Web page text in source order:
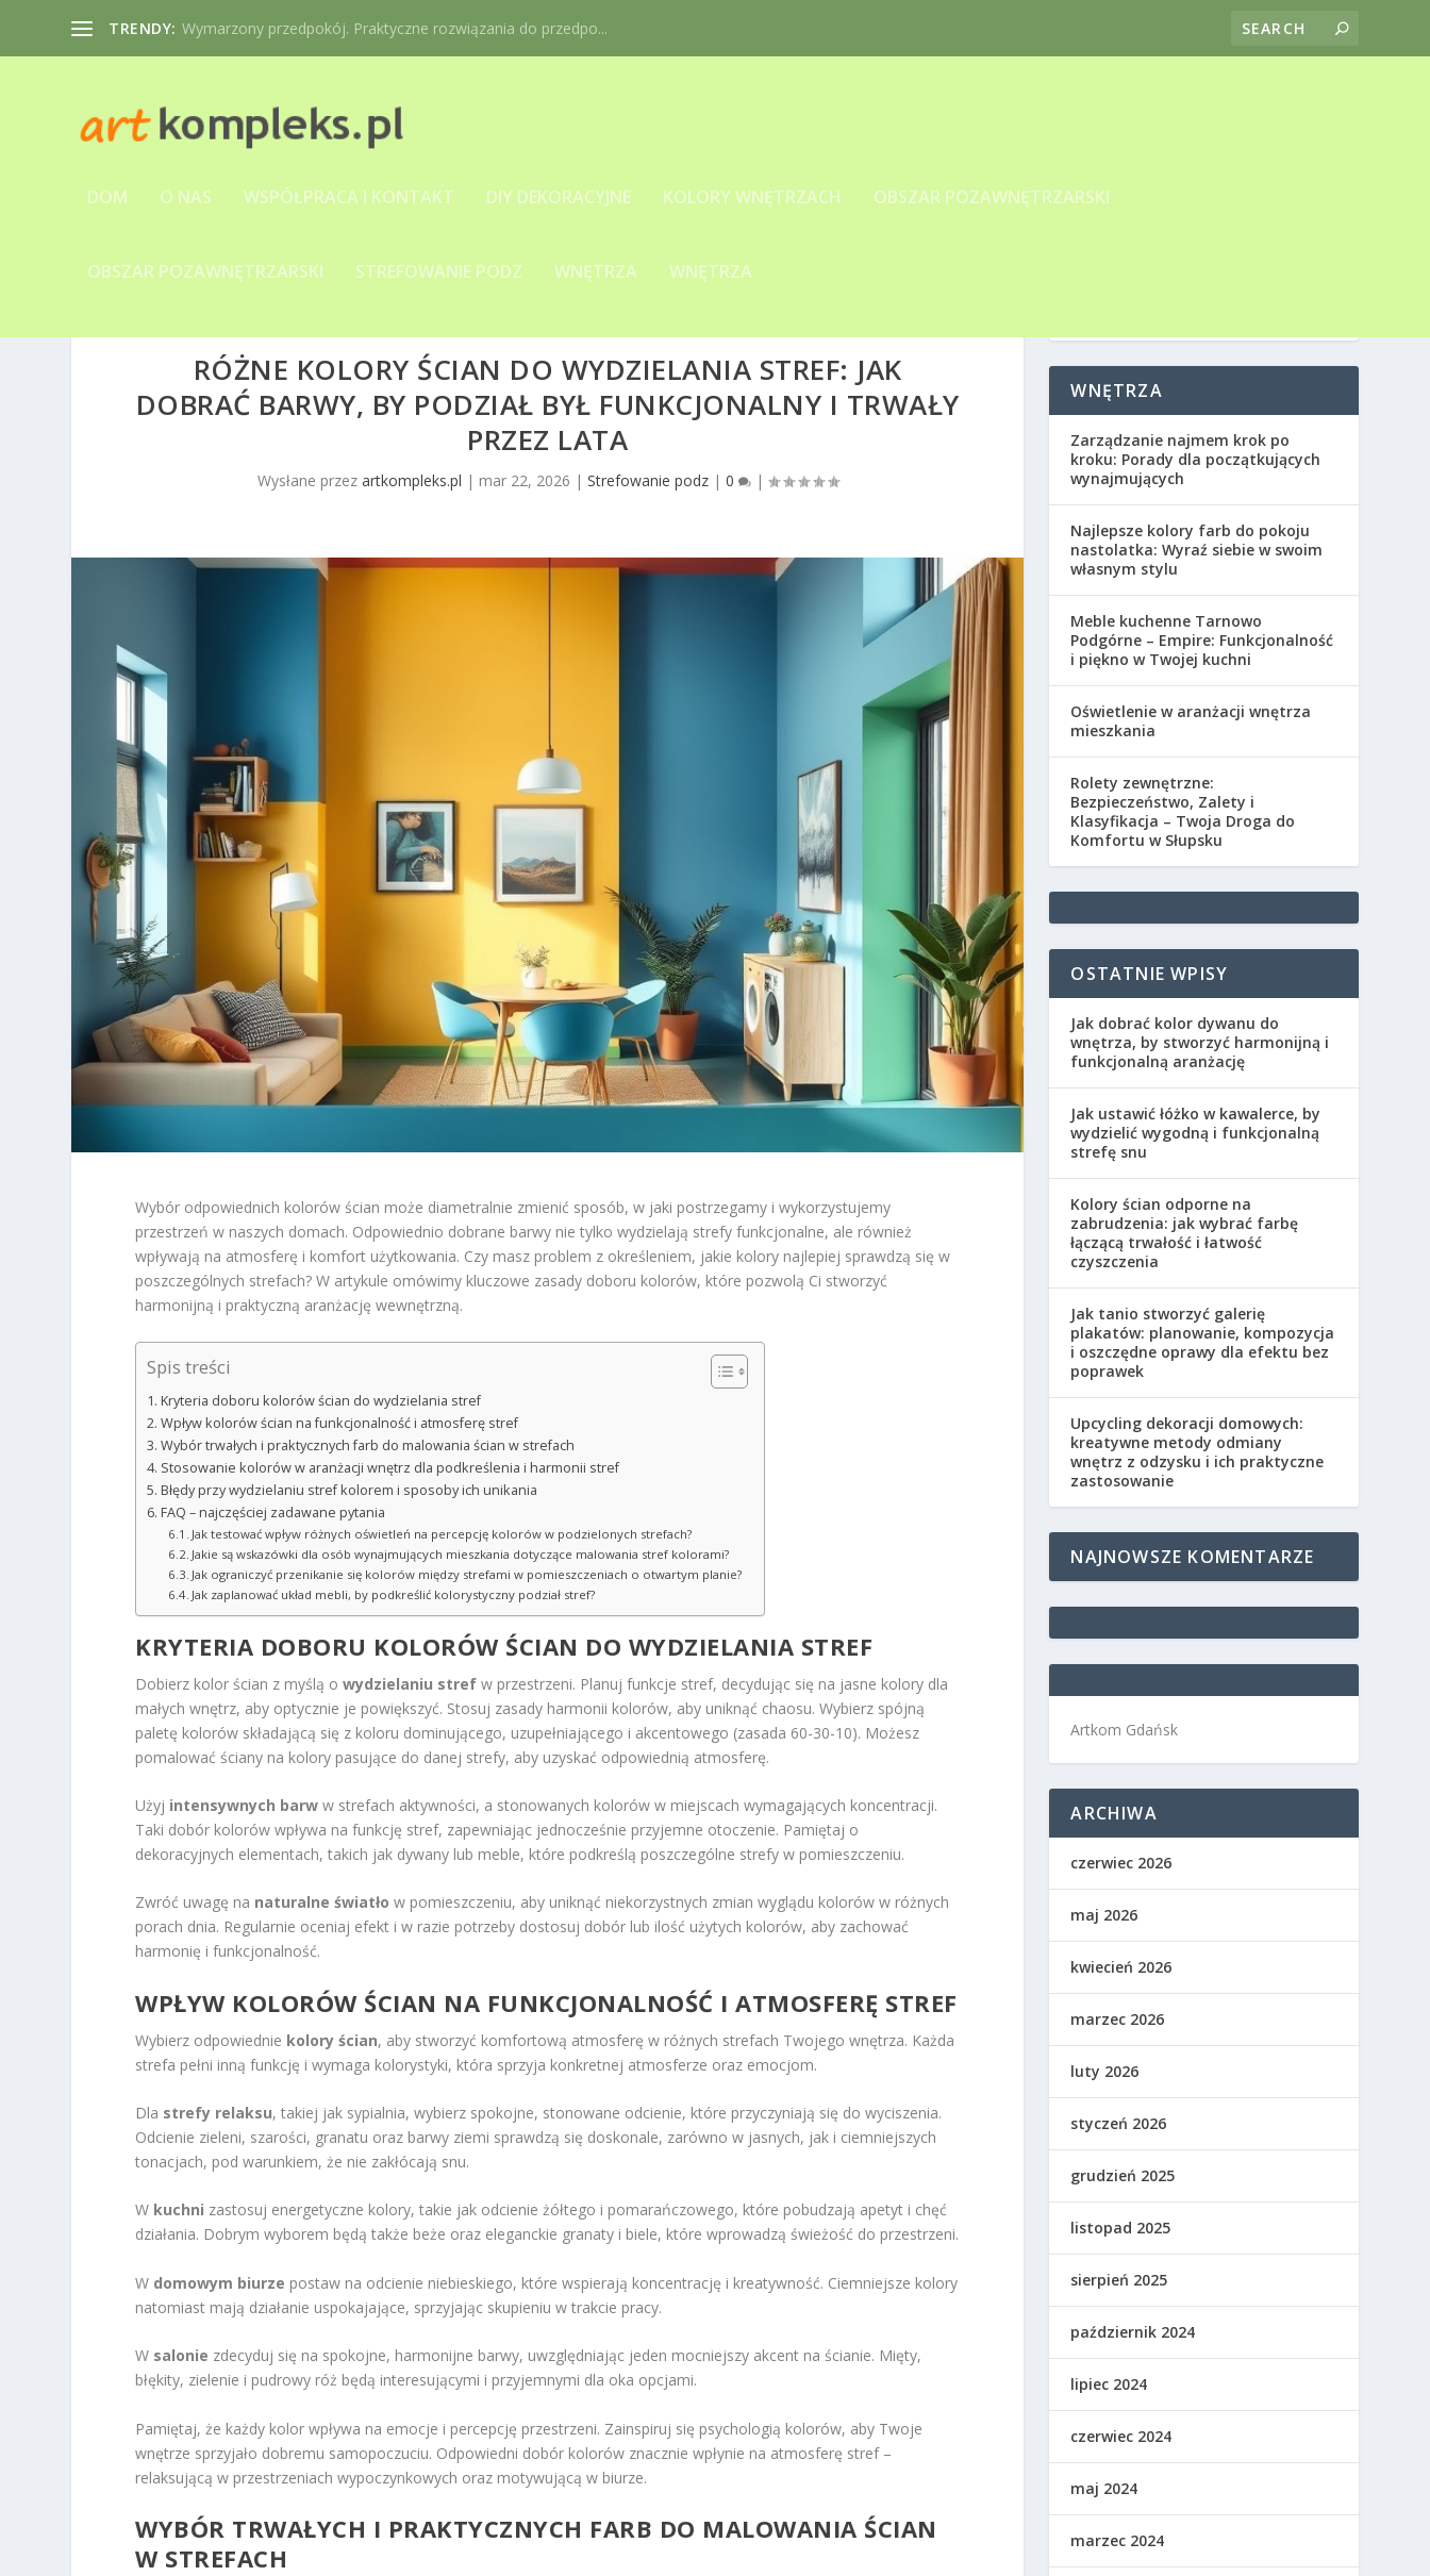
TRENDY: Wymarzony przedpokój. Praktyczne rozwiązania do przedpo...
DOM O NAS WSPÓŁPRACA I KONTAKT DIY DEKORACYJNE KOLORY WNĘTRZACH OBSZAR POZAWNĘTRZARSKI
OBSZAR POZAWNĘTRZARSKI STREFOWANIE PODZ WNĘTRZA WNĘTRZA
RÓŻNE KOLORY ŚCIAN DO WYDZIELANIA STREF: JAK
DOBRAĆ BARWY, BY PODZIAŁ BYŁ FUNKCJONALNY I TRWAŁY
PRZEZ LATA
Wysłane przez artkompleks.pl | mar 22, 2026 | Strefowanie podz| 0 |
Wybór odpowiednich kolorów ścian może diametralnie zmienić sposób, w jaki postrzegamy i wykorzystujemy
przestrzeń w naszych domach. Odpowiednio dobrane barwy nie tylko wydzielają strefy funkcjonalne, ale również
wpływają na atmosferę i komfort użytkowania. Czy masz problem z określeniem, jakie kolory najlepiej sprawdzą się w
poszczególnych strefach? W artykule omówimy kluczowe zasady doboru kolorów, które pozwolą Ci stworzyć
harmonijną i praktyczną aranżację wewnętrzną.
Spis treści
Kryteria doboru kolorów ścian do wydzielania stref
Wpływ kolorów ścian na funkcjonalność i atmosferę stref
Wybór trwałych i praktycznych farb do malowania ścian w strefach
Stosowanie kolorów w aranżacji wnętrz dla podkreślenia i harmonii stref
Błędy przy wydzielaniu stref kolorem i sposoby ich unikania
FAQ – najczęściej zadawane pytania
Jak testować wpływ różnych oświetleń na percepcję kolorów w podzielonych strefach?
Jakie są wskazówki dla osób wynajmujących mieszkania dotyczące malowania stref kolorami?
Jak ograniczyć przenikanie się kolorów między strefami w pomieszczeniach o otwartym planie?
Jak zaplanować układ mebli, by podkreślić kolorystyczny podział stref?
KRYTERIA DOBORU KOLORÓW ŚCIAN DO WYDZIELANIA STREF
Dobierz kolor ścian z myślą owydzielaniu stref w przestrzeni. Planuj funkcje stref, decydując się na jasne kolory dla
małych wnętrz, aby optycznie je powiększyć. Stosuj zasady harmonii kolorów, aby uniknąć chaosu. Wybierz spójną
paletę kolorów składającą się z koloru dominującego, uzupełniającego i akcentowego (zasada 60-30-10). Możesz
pomalować ściany na kolory pasujące do danej strefy, aby uzyskać odpowiednią atmosferę.
Użyj intensywnych barw w strefach aktywności, a stonowanych kolorów w miejscach wymagających koncentracji.
Taki dobór kolorów wpływa na funkcję stref, zapewniając jednocześnie przyjemne otoczenie. Pamiętaj o
dekoracyjnych elementach, takich jak dywany lub meble, które podkreślą poszczególne strefy w pomieszczeniu.
Zwróć uwagę na naturalne światło w pomieszczeniu, aby uniknąć niekorzystnych zmian wyglądu kolorów w różnych
porach dnia. Regularnie oceniaj efekt i w razie potrzeby dostosuj dobór lub ilość użytych kolorów, aby zachować
harmonię i funkcjonalność.
WPŁYW KOLORÓW ŚCIAN NA FUNKCJONALNOŚĆ I ATMOSFERĘ STREF
Wybierz odpowiednie kolory ścian, aby stworzyć komfortową atmosferę w różnych strefach Twojego wnętrza. Każda
strefa pełni inną funkcję i wymaga kolorystyki, która sprzyja konkretnej atmosferze oraz emocjom.
Dla strefy relaksu, takiej jak sypialnia, wybierz spokojne, stonowane odcienie, które przyczyniają się do wyciszenia.
Odcienie zieleni, szarości, granatu oraz barwy ziemi sprawdzą się doskonale, zarówno w jasnych, jak i ciemniejszych
tonacjach, pod warunkiem, że nie zakłócają snu.
W kuchni zastosuj energetyczne kolory, takie jak odcienie żółtego i pomarańczowego, które pobudzają apetyt i chęć
działania. Dobrym wyborem będą także beże oraz eleganckie granaty i biele, które wprowadzą świeżość do przestrzeni.
W domowym biurze postaw na odcienie niebieskiego, które wspierają koncentrację i kreatywność. Ciemniejsze kolory
natomiast mają działanie uspokajające, sprzyjając skupieniu w trakcie pracy.
W salonie zdecyduj się na spokojne, harmonijne barwy, uwzględniając jeden mocniejszy akcent na ścianie. Mięty,
błękity, zielenie i pudrowy róż będą interesującymi i przyjemnymi dla oka opcjami.
Pamiętaj, że każdy kolor wpływa na emocje i percepcję przestrzeni. Zainspiruj się psychologią kolorów, aby Twoje
wnętrze sprzyjało dobremu samopoczuciu. Odpowiedni dobór kolorów znacznie wpłynie na atmosferę stref –
relaksującą w przestrzeniach wypoczynkowych oraz motywującą w biurze.
WYBÓR TRWAŁYCH I PRAKTYCZNYCH FARB DO MALOWANIA ŚCIAN
W STREFACH
WNĘTRZA
Zarządzanie najmem krok po
kroku: Porady dla początkujących
wynajmujących
Najlepsze kolory farb do pokoju
nastolatka: Wyraź siebie w swoim
własnym stylu
Meble kuchenne Tarnowo
Podgórne – Empire: Funkcjonalność
i piękno w Twojej kuchni
Oświetlenie w aranżacji wnętrza
mieszkania
Rolety zewnętrzne:
Bezpieczeństwo, Zalety i
Klasyfikacja – Twoja Droga do
Komfortu w Słupsku
OSTATNIE WPISY
Jak dobrać kolor dywanu do
wnętrza, by stworzyć harmonijną i
funkcjonalną aranżację
Jak ustawić łóżko w kawalerce, by
wydzielić wygodną i funkcjonalną
strefę snu
Kolory ścian odporne na
zabrudzenia: jak wybrać farbę
łączącą trwałość i łatwość
czyszczenia
Jak tanio stworzyć galerię
plakatów: planowanie, kompozycja
i oszczędne oprawy dla efektu bez
poprawek
Upcycling dekoracji domowych:
kreatywne metody odmiany
wnętrz z odzysku i ich praktyczne
zastosowanie
NAJNOWSZE KOMENTARZE
Artkom Gdańsk
ARCHIWA
czerwiec 2026
maj 2026
kwiecień 2026
marzec 2026
luty 2026
styczeń 2026
grudzień 2025
listopad 2025
sierpień 2025
październik 2024
lipiec 2024
czerwiec 2024
maj 2024
marzec 2024